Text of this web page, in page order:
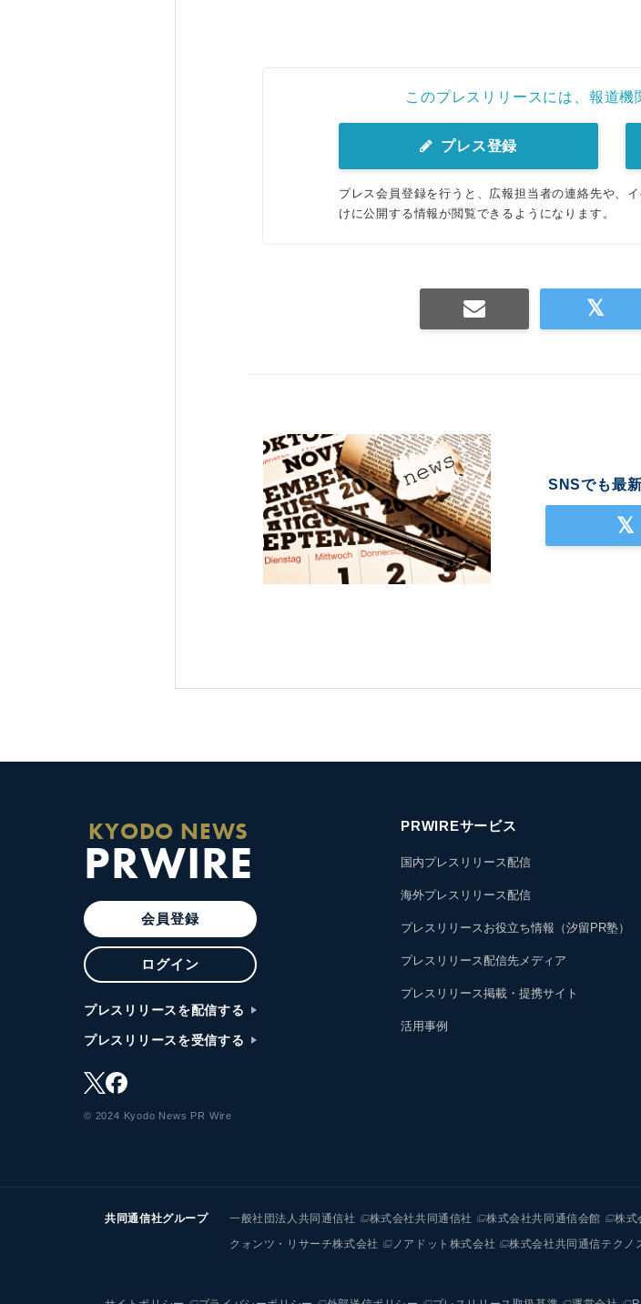
このプレスリリースには、報道機
プレス登録
プレス会員登録を行うと、広報担当者の連絡先や、
けに公開する情報が閲覧できるようになります。
SNSでも最
KYODO NEWS
PRWIRE
会員登録
ログイン
プレスリリースを配信する
プレスリリースを受信する
© 2024 Kyodo News PR Wire
PRWIREサービス
国内プレスリリース配信
海外プレスリリース配信
プレスリリースお役立ち情報（汐留PR塾）
プレスリリース配信先メディア
プレスリリース掲載・提携サイト
活用事例
共同通信社グループ 一般社団法人共同通信社 株式会社共同通信社 株式会社共同通信会館 株式
クォンツ・リサーチ株式会社
ノアドット株式会社 株式会社共同通信テクノ